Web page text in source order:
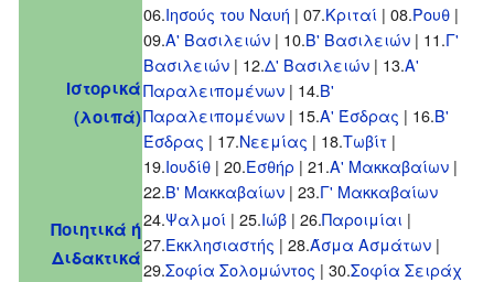
Ιστορικά
(λοιπά)
06.Ιησούς του Ναυή | 07.Κριταί | 08.Ρουθ |
09.Α' Βασιλειών | 10.Β' Βασιλειών | 11.Γ'
Βασιλειών | 12.Δ' Βασιλειών | 13.Α'
Παραλειπομένων | 14.Β'
Παραλειπομένων | 15.Α' Έσδρας | 16.Β'
Έσδρας | 17.Νεεμίας | 18.Τωβίτ |
19.Ιουδίθ | 20.Εσθήρ | 21.Α' Μακκαβαίων |
22.Β' Μακκαβαίων | 23.Γ' Μακκαβαίων
Ποιητικά ή
Διδακτικά
24.Ψαλμοί | 25.Ιώβ | 26.Παροιμίαι |
27.Εκκλησιαστής | 28.Άσμα Ασμάτων |
29.Σοφία Σολομώντος | 30.Σοφία Σειράχ